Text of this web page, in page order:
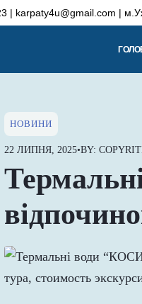
| karpaty4u@gmail.com |
НОВИНИ
22 ЛИПНЯ, 2025•BY: